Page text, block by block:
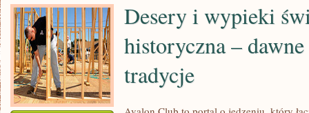
Desery i wypieki
historyczna –
tradycje